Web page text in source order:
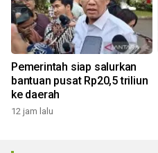
Pemerintah siap salurkan
bantuan pusat Rp20,5 triliun
ke daerah
12 jam lalu